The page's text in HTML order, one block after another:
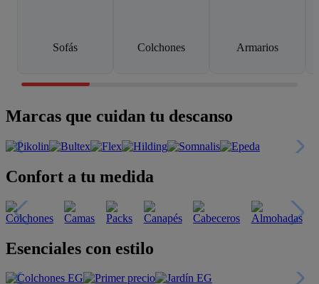
Sofás Colchones Armarios
Marcas que cuidan tu descanso
Confort a tu medida
Esenciales con estilo